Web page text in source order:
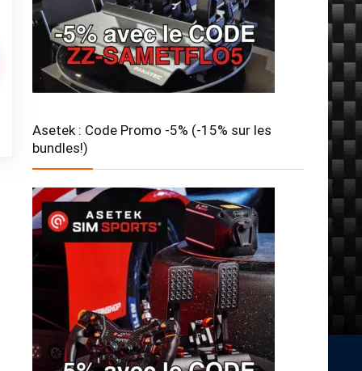
Asetek : Code Promo -5% (-15% sur les
bundles!)